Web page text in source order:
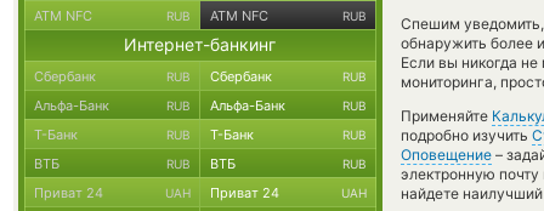
Спешим
обнаружить более
Если вы никогда
мониторинга,
Применяйте
подробно изучить
Оповещение –
электронную
найдете
ATM NFC RUB ATM NFC RUB
Интернет-банкинг
Сбербанк RUB Сбербанк RUB
Альфа-Банк RUB Альфа-Банк RUB
Т-Банк RUB Т-Банк RUB
ВТБ RUB ВТБ RUB
Приват 24 UAH Приват 24 UAH